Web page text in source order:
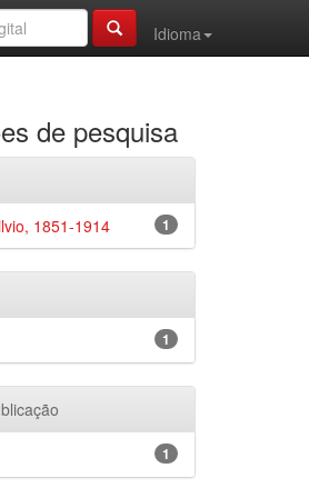
Idioma
de pesquisa
1
1851-1914
1
1